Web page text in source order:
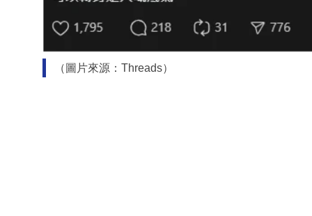
（圖片來源：Threads）